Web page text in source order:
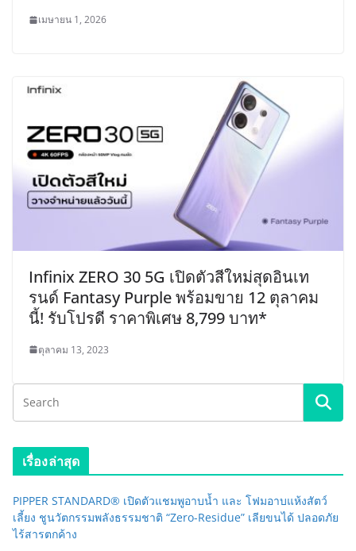
เมษายน 1, 2026
Infinix ZERO 30 5G เปิดตัวสีใหม่สุดอินเท
รนด์ Fantasy Purple พร้อมขาย 12 ตุลาคม
นี้! รับโปรดี ราคาพิเศษ 8,799 บาท*
ตุลาคม 13, 2023
เรื่องล่าสุด
PIPPER STANDARD® เปิดตัวแชมพูอาบน้ำ และ โฟมอาบแห้งสัตว์
เลี้ยง ชูนวัตกรรมพลังธรรมชาติ “Zero-Residue” เลียขนได้ ปลอดภัย
ไร้สารตกค้าง